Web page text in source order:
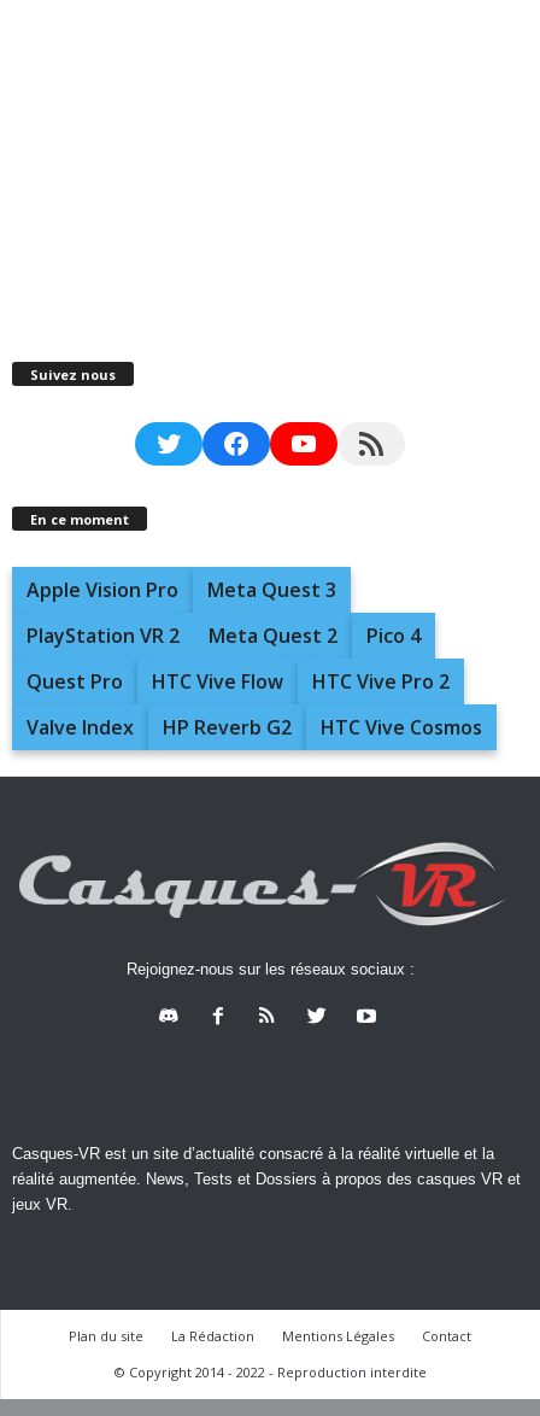
Suivez nous
TwitterFacebookYouTubeRSS Feed
En ce moment
Apple Vision Pro
Meta Quest 3
PlayStation VR 2
Meta Quest 2
Pico 4
Quest Pro
HTC Vive Flow
HTC Vive Pro 2
Valve Index
HP Reverb G2 HTC Vive Cosmos
Rejoignez-nous sur les réseaux sociaux :
Casques-VR est un site d’actualité consacré à la réalité virtuelle et la
réalité augmentée. News, Tests et Dossiers à propos des casques VR et
jeux VR.
Plan du site La Rédaction Mentions Légales
Contact
© Copyright 2014 - 2022 - Reproduction interdite